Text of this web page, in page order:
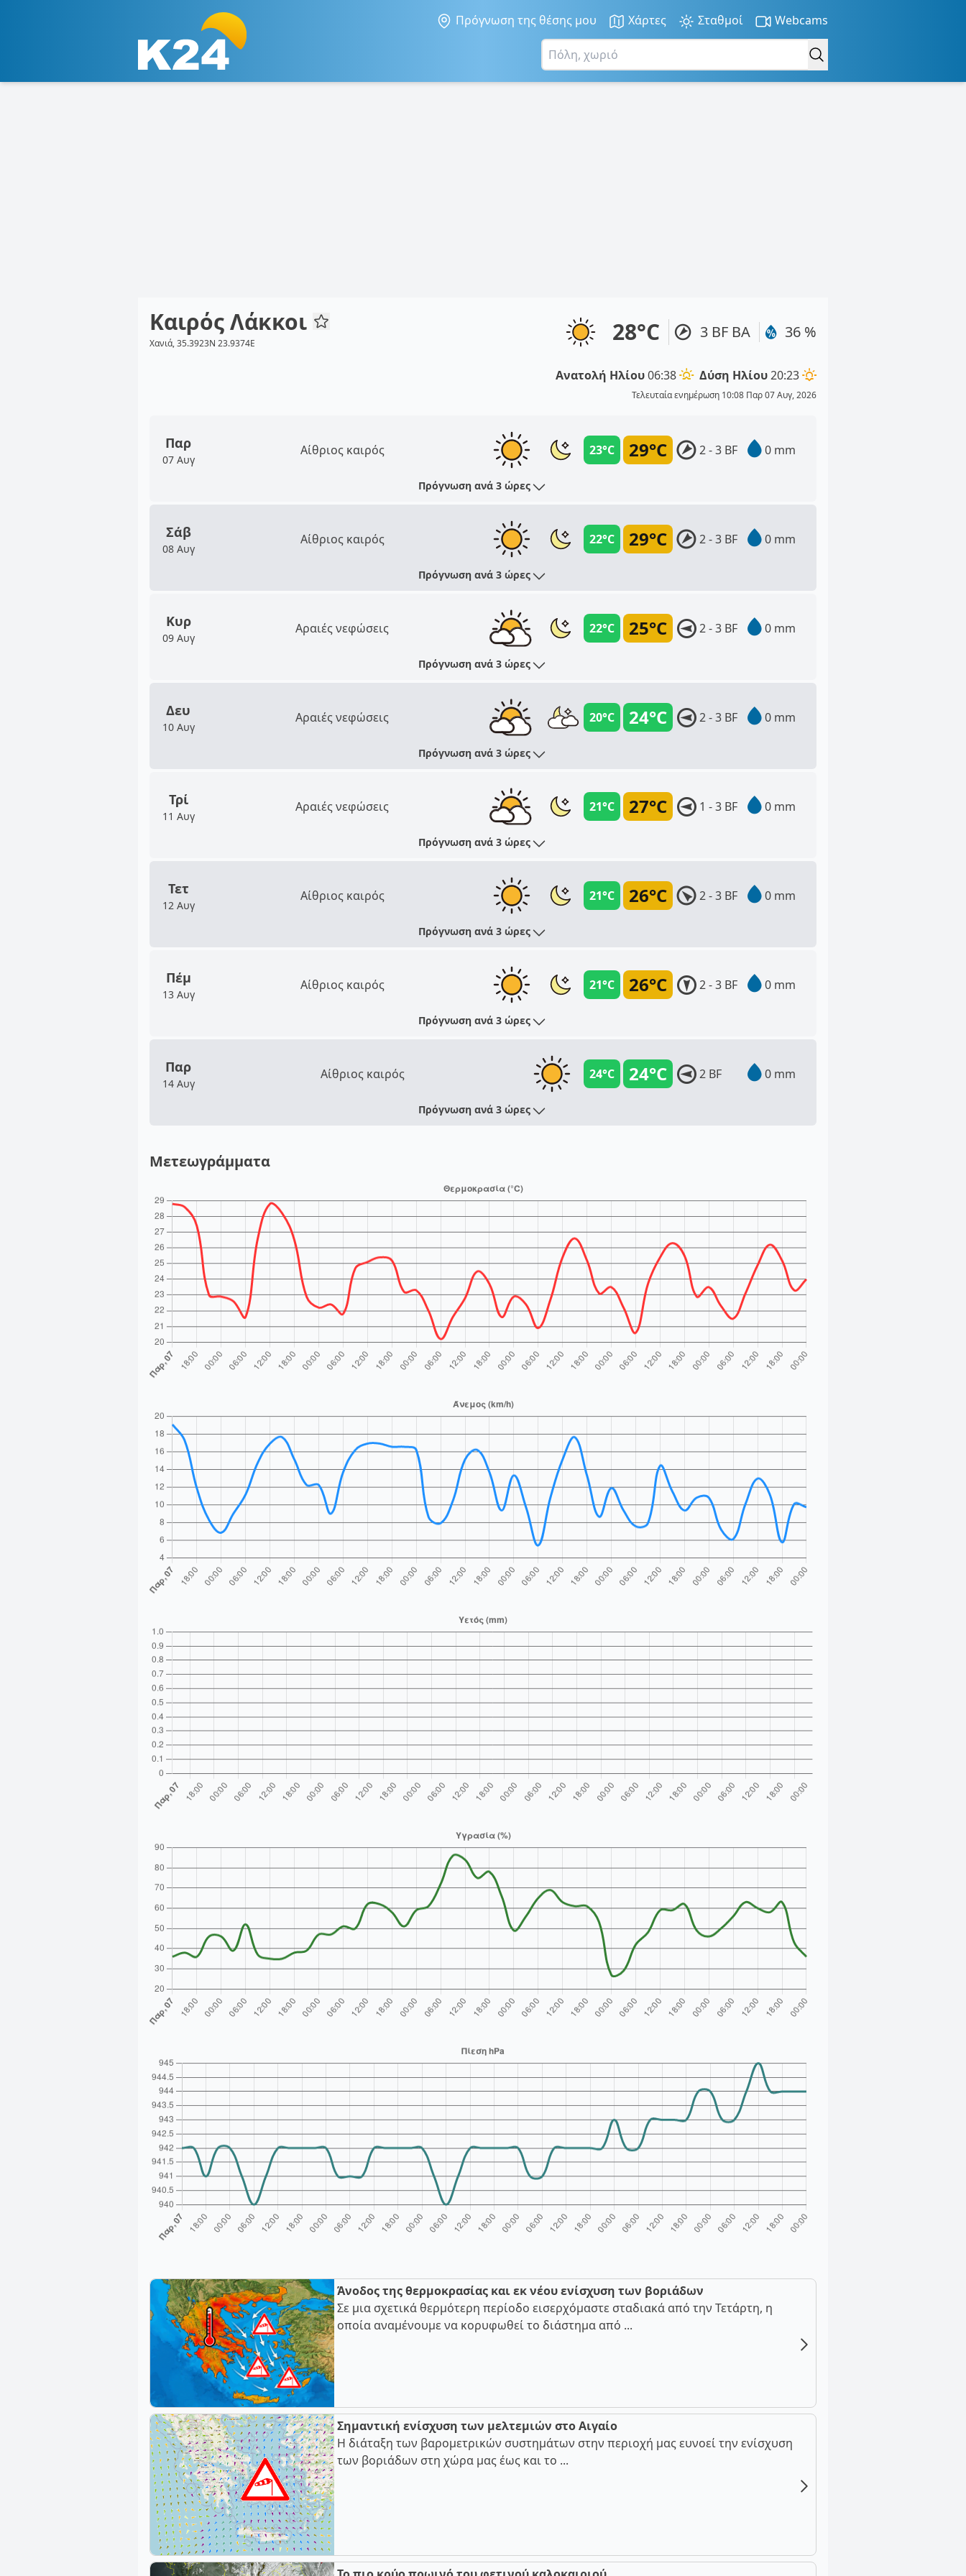
Πρόγνωση της θέσης μου Χάρτες Σταθμοί Webcams
Καιρός Λάκκοι
Χανιά, 35.3923N 23.9374E 28°C 3 BF ΒΑ 36 %
Ανατολή Ηλίου06:38 Δύση Ηλίου20:23
Τελευταία ενημέρωση 10:08 Παρ 07 Αυγ, 2026
Παρ
07 Αυγ
Αίθριος καιρός 29°C
23°C 2 - 3 BF 0 mm
Πρόγνωση ανά 3 ώρες
Σάβ
08 Αυγ
Αίθριος καιρός 29°C
22°C 2 - 3 BF 0 mm
Πρόγνωση ανά 3 ώρες
Κυρ
09 Αυγ
Αραιές νεφώσεις 25°C
22°C 2 - 3 BF 0 mm
Πρόγνωση ανά 3 ώρες
Δευ
10 Αυγ
Αραιές νεφώσεις 24°C
20°C 2 - 3 BF 0 mm
Πρόγνωση ανά 3 ώρες
Τρί
11 Αυγ
Αραιές νεφώσεις 27°C
21°C 1 - 3 BF 0 mm
Πρόγνωση ανά 3 ώρες
Τετ
12 Αυγ
Αίθριος καιρός 26°C
21°C 2 - 3 BF 0 mm
Πρόγνωση ανά 3 ώρες
Πέμ
13 Αυγ
Αίθριος καιρός 26°C
21°C 2 - 3 BF 0 mm
Πρόγνωση ανά 3 ώρες
Παρ
14 Αυγ
Αίθριος καιρός 24°C
24°C 2 BF 0 mm
Πρόγνωση ανά 3 ώρες
Μετεωγράμματα
Άνοδος της θερμοκρασίας και εκ νέου ενίσχυση των βοριάδων
Σε μια σχετικά θερμότερη περίοδο εισερχόμαστε σταδιακά από την Τετάρτη, η
οποία αναμένουμε να κορυφωθεί το διάστημα από ...
Σημαντική ενίσχυση των μελτεμιών στο Αιγαίο
Η διάταξη των βαρομετρικών συστημάτων στην περιοχή μας ευνοεί την ενίσχυση
των βοριάδων στη χώρα μας έως και το ...